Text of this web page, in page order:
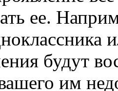
ее.
будут
им